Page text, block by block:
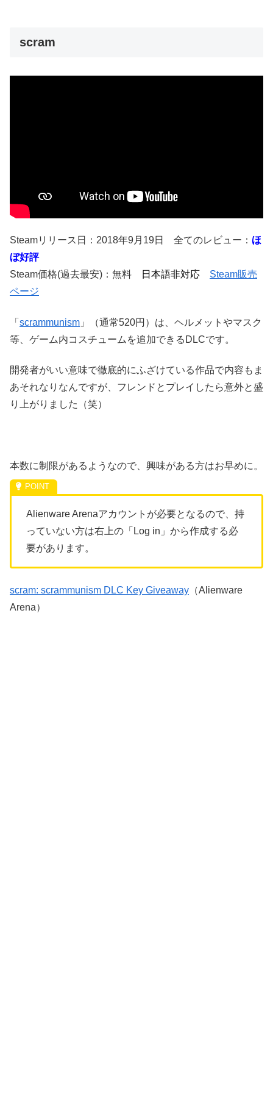
scram
Steamリリース日：2018年9月19日 全てのレビュー： ほ
ぼ好評
Steam価格(過去最安)：無料
日本語非対応
Steam販売
ページ
「 scrammunism 」（通常520円）は、ヘルメットやマスク
等、ゲーム内コスチュームを追加できるDLCです。
開発者がいい意味で徹底的にふざけている作品で内容もま
あそれなりなんですが、フレンドとプレイしたら意外と盛
り上がりました（笑）
本数に制限があるようなので、興味がある方はお早めに。
Alienware Arenaアカウントが必要となるので、持
っていない方は右上の「Log in」から作成する必
要があります。
scram: scrammunism DLC Key Giveaway （Alienware
Arena）